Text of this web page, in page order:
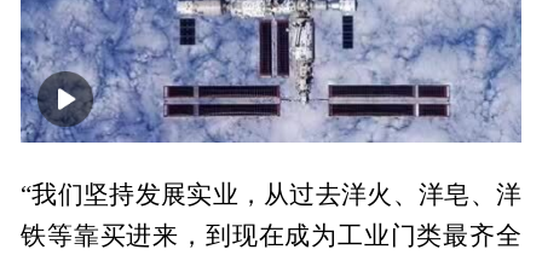
00:00 03:02
“我们坚持发展实业，从过去洋火、洋皂、洋
铁等靠买进来，到现在成为工业门类最齐全